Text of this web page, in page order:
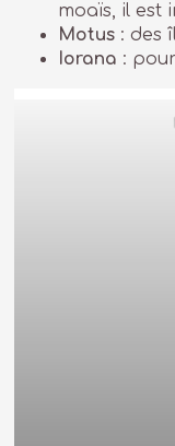
moaïs, il est
Motus : des
Iorana :